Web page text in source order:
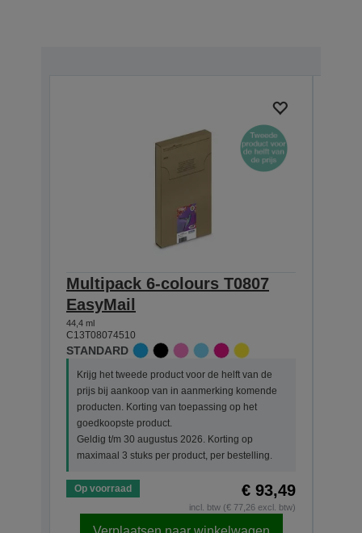
Multipack 6-colours T0807
EasyMail
44,4 ml
C13T08074510
STANDARD
Krijg het tweede product voor de helft van de
prijs bij aankoop van in aanmerking komende
producten. Korting van toepassing op het
goedkoopste product.
Geldig t/m 30 augustus 2026. Korting op
maximaal 3 stuks per product, per bestelling.
Op voorraad € 93,49
incl. btw (€ 77,26 excl. btw)